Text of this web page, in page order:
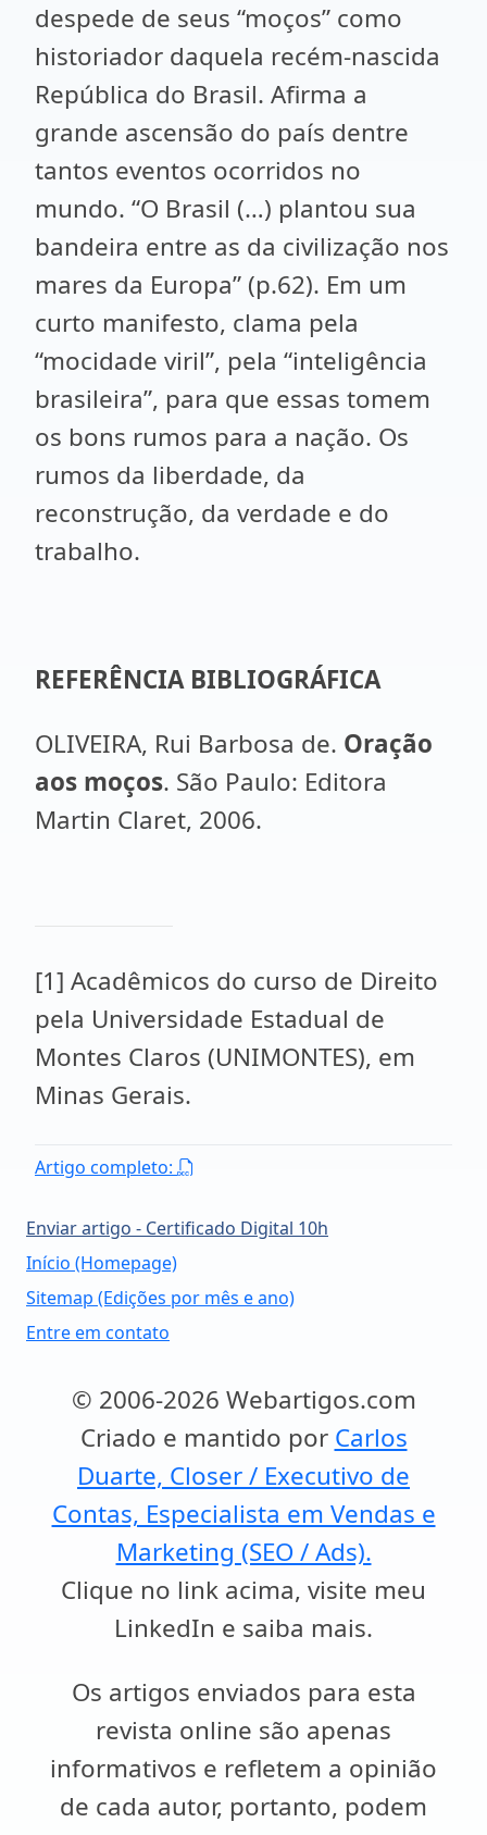
despede de seus “moços” como
historiador daquela recém-nascida
República do Brasil. Afirma a
grande ascensão do país dentre
tantos eventos ocorridos no
mundo. “O Brasil (…) plantou sua
bandeira entre as da civilização nos
mares da Europa” (p.62). Em um
curto manifesto, clama pela
“mocidade viril”, pela “inteligência
brasileira”, para que essas tomem
os bons rumos para a nação. Os
rumos da liberdade, da
reconstrução, da verdade e do
trabalho.
REFERÊNCIA BIBLIOGRÁFICA
OLIVEIRA, Rui Barbosa de. Oração
aos moços. São Paulo: Editora
Martin Claret, 2006.
[1] Acadêmicos do curso de Direito
pela Universidade Estadual de
Montes Claros (UNIMONTES), em
Minas Gerais.
Artigo completo:
Enviar artigo - Certificado Digital 10h
Início (Homepage)
Sitemap (Edições por mês e ano)
Entre em contato
© 2006-2026 Webartigos.com
Criado e mantido por Carlos
Duarte, Closer / Executivo de
Contas, Especialista em Vendas e
Marketing (SEO / Ads).
Clique no link acima, visite meu
LinkedIn e saiba mais.
Os artigos enviados para esta
revista online são apenas
informativos e refletem a opinião
de cada autor, portanto, podem